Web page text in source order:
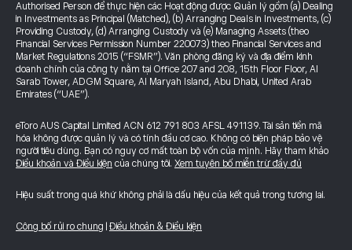
Authorised Person để thực hiện các Hoạt động được Quản lý gồm (a) Dealing
in Investments as Principal (Matched), (b) Arranging Deals in Investments, (c)
Providing Custody, (d) Arranging Custody và (e) Managing Assets (theo
Financial Services Permission Number 220073) theo Financial Services and
Market Regulations 2015 (“FSMR”). Văn phòng đăng ký và địa điểm kinh
doanh chính của công ty nằm tại Office 207 and 208, 15th Floor Floor, Al
Sarab Tower, ADGM Square, Al Maryah Island, Abu Dhabi, United Arab
Emirates (“UAE”).
eToro AUS Capital Limited ACN 612 791 803 AFSL 491139. Tài sản tiền mã
hóa không được quản lý và có tính đầu cơ cao. Không có biện pháp bảo vệ
người tiêu dùng. Bạn có nguy cơ mất toàn bộ vốn của mình. Hãy tham khảo
Điều khoản và Điều kiện của chúng tôi. Xem tuyên bố miễn trừ đầy đủ
Hiệu suất trong quá khứ không phải là dấu hiệu của kết quả trong tương lai.
Công bố rủi ro chung Điều khoản & Điều kiện